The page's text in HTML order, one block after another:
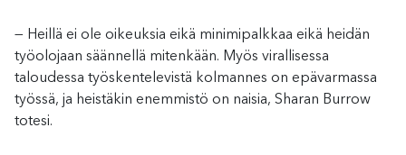
— Heillä ei ole oikeuksia eikä minimipalkkaa eikä heidän
työolojaan säännellä mitenkään. Myös virallisessa
taloudessa työskentelevistä kolmannes on epävarmassa
työssä, ja heistäkin enemmistö on naisia, Sharan Burrow
totesi.